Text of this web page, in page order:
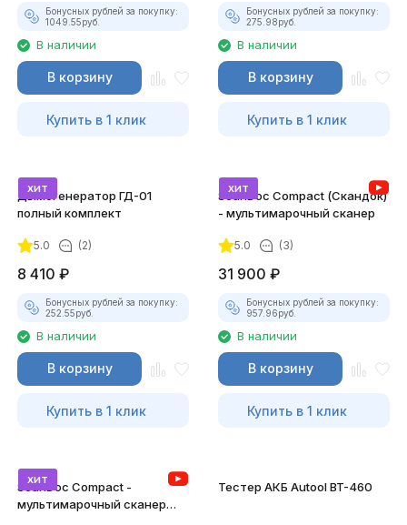
Бонусных рублей за покупку:
1049.55руб.
В наличии
В корзину
Купить в 1 клик
Бонусных рублей за покупку:
275.98руб.
В наличии
В корзину
Купить в 1 клик
хит
Дымогенератор ГД-01
полный комплект
5.0 (2)
8 410 ₽
Бонусных рублей за покупку:
252.55руб.
В наличии
В корзину
Купить в 1 клик
хит
ScanDoc Compact (Скандок)
- мультимарочный сканер
5.0 (3)
31 900 ₽
Бонусных рублей за покупку:
957.96руб.
В наличии
В корзину
Купить в 1 клик
хит
ScanDoc Compact -
мультимарочный сканер
Тестер АКБ Autool BT-460